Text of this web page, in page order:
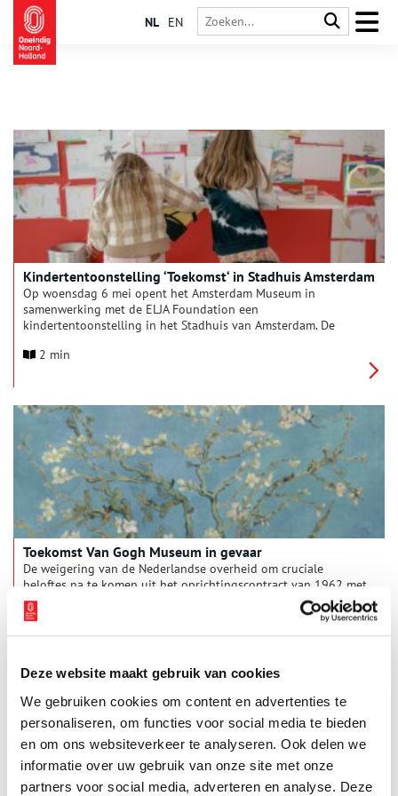
Deze website maakt gebruik van cookies
We gebruiken cookies om content en advertenties te
personaliseren, om functies voor social media te bieden
en om ons websiteverkeer te analyseren. Ook delen we
informatie over uw gebruik van onze site met onze
partners voor social media, adverteren en analyse. Deze
NL EN
Kindertentoonstelling ‘Toekomst‘ in Stadhuis Amsterdam
Op woensdag 6 mei opent het Amsterdam Museum in
samenwerking met de ELJA Foundation een
kindertentoonstelling in het Stadhuis van Amsterdam. De
van drie jaar Amsterdam Museumkamp, waarin meer dan 300
komen de verhalen van afgelopen jaar nu voor het eerst
samen en kan het publiek de kunstwerken van al deze
Amsterdamse kinderen zien.
2 min
Toekomst Van Gogh Museum in gevaar
De weigering van de Nederlandse overheid om cruciale
beloftes na te komen uit het oprichtingscontract van 1962 met
ir. V.W. van Gogh – neef van de schilder, ook wel bekend als de
‘Ingenieur’ – brengt de toekomst van het Van Gogh Museum in
gevaar. Dat onthult algemeen directeur Emilie Gordenker in
overheid blijft volharden in haar weigering om de gedane
beloftes aan ir. Van Gogh na te komen kan het noodzakelijke
grootschalig onderhoud niet gefinancierd worden en zal het
museum de deuren moeten sluiten.